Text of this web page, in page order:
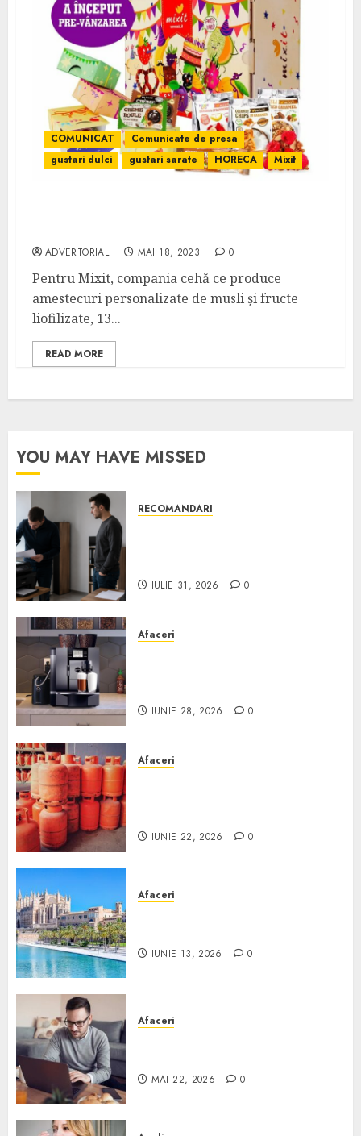
COMUNICAT
Comunicate de presa
gustari dulci
gustari sarate HORECA Mixit
ADVERTORIAL MAI 18, 2023 0
Pentru Mixit, compania cehă ce produce
amestecuri personalizate de musli și fructe
liofilizate, 13...
READ MORE
YOU MAY HAVE MISSED
RECOMANDARI
IULIE 31, 2026 0
Afaceri
IUNIE 28, 2026 0
Afaceri
IUNIE 22, 2026 0
Afaceri
IUNIE 13, 2026 0
Afaceri
MAI 22, 2026 0